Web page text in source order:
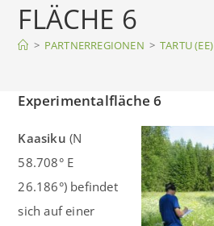
FLÄCHE 6
> PARTNERREGIONEN > TARTU (EE)
Experimentalfläche 6
Kaasiku (N
58.708° E
26.186°) befindet
sich auf einer